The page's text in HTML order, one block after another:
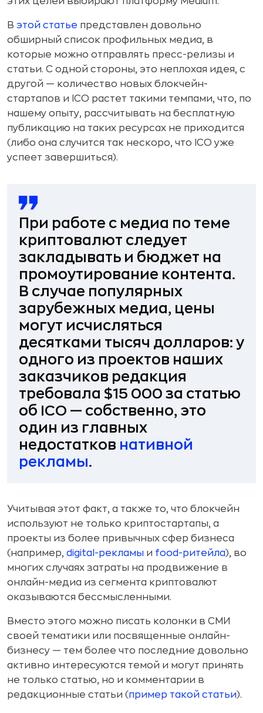
В этой статье представлен довольно
обширный список профильных медиа, в
которые можно отправлять пресс-релизы и
статьи. С одной стороны, это неплохая идея, с
другой — количество новых блокчейн-
стартапов и ICO растет такими темпами, что, по
нашему опыту, рассчитывать на бесплатную
публикацию на таких ресурсах не приходится
(либо она случится так нескоро, что ICO уже
успеет завершиться).
При работе с медиа по теме
криптовалют следует
закладывать и бюджет на
промоутирование контента.
В случае популярных
зарубежных медиа, цены
могут исчисляться
десятками тысяч долларов: у
одного из проектов наших
заказчиков редакция
требовала $15 000 за статью
об ICO — собственно, это
один из главных
недостатков нативной
рекламы.
Учитывая этот факт, а также то, что блокчейн
используют не только криптостартапы, а
проекты из более привычных сфер бизнеса
(например, digital-рекламы и food-ритейла), во
многих случаях затраты на продвижение в
онлайн-медиа из сегмента криптовалют
оказываются бессмысленными.
Вместо этого можно писать колонки в СМИ
своей тематики или посвященные онлайн-
бизнесу — тем более что последние довольно
активно интересуются темой и могут принять
не только статью, но и комментарии в
редакционные статьи (пример такой статьи).